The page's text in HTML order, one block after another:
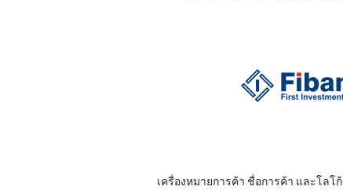
เครื่องหมายการค้า ชื่อการค้า และโลโ